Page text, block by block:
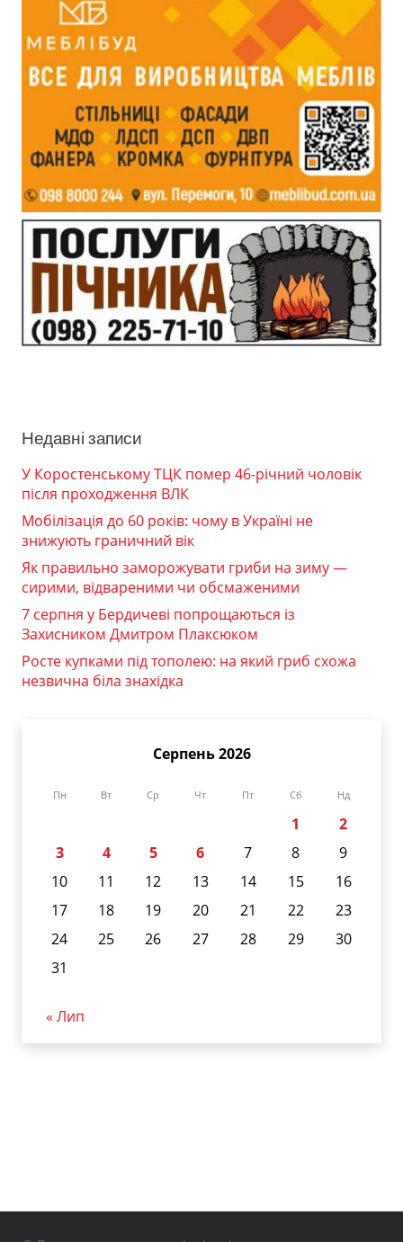
Недавні записи
У Коростенському ТЦК помер 46-річний чоловік
після проходження ВЛК
Мобілізація до 60 років: чому в Україні не
знижують граничний вік
Як правильно заморожувати гриби на зиму —
сирими, відвареними чи обсмаженими
7 серпня у Бердичеві попрощаються із
Захисником Дмитром Плаксюком
Росте купками під тополею: на який гриб схожа
незвична біла знахідка
Серпень 2026
Пн Вт Ср Чт Пт Сб Нд
1
2
3
4 5 6 7 8
9
10
11 12 13 14 15
16
17
18 19 20 21 22
23
24
25 26 27 28 29
30
31
« Лип